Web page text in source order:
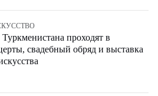
проходят в
свадебный обряд и выставка